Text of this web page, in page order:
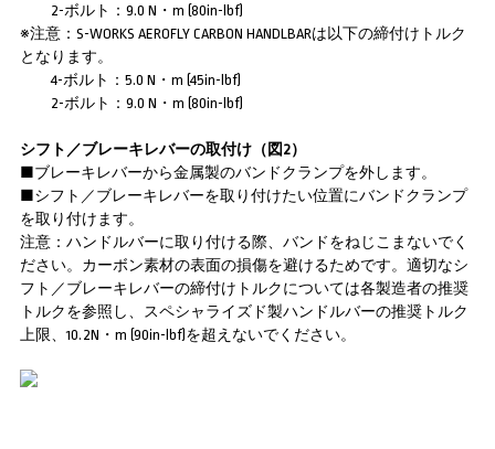
2-ボルト：9.0 N・m (80in-lbf)
※注意：S-WORKS AEROFLY CARBON HANDLBARは以下の締付けトルク
となります。
4-ボルト：5.0 N・m (45in-lbf)
2-ボルト：9.0 N・m (80in-lbf)
シフト／ブレーキレバーの取付け（図2）
■ブレーキレバーから金属製のバンドクランプを外します。
■シフト／ブレーキレバーを取り付けたい位置にバンドクランプ
を取り付けます。
注意：ハンドルバーに取り付ける際、バンドをねじこまないでく
ださい。カーボン素材の表面の損傷を避けるためです。適切なシ
フト／ブレーキレバーの締付けトルクについては各製造者の推奨
トルクを参照し、スペシャライズド製ハンドルバーの推奨トルク
上限、10.2N・m (90in-lbf)を超えないでください。